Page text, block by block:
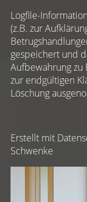
Logfile-
(z.B. zur
gespeichert und
Aufbewahrung
zur endgültigen
Löschung
Erstellt mit
Schwenke